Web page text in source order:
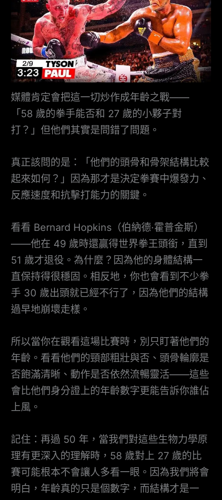
媒體肯定會把這一切炒作成年齡之戰——
「58 歲的拳手能否和 27 歲的小夥子對
打？」但他們其實是問錯了問題。
真正該問的是：「他們的頭骨和骨架結構比較
起來如何？」因為那才是決定拳賽中爆發力、
反應速度和抗擊打能力的關鍵。
看看 Bernard Hopkins（伯納德·霍普金斯）
——他在 49 歲時還贏得世界拳王頭銜，直到
51 歲才退役。為什麼？因為他的身體結構一
直保持得很穩固。相反地，你也會看到不少拳
手 30 歲出頭就已經不行了，因為他們的結構
過早地崩壞走樣。
所以當你在觀看這場比賽時，別只盯著他們的
年齡。看看他們的頸部粗壯與否、頭骨輪廓是
否飽滿清晰、動作是否依然流暢靈活——這些
會比他們身分證上的年齡數字更能告訴你誰佔
上風。
記住：再過 50 年，當我們對這些生物力學原
理有更深入的理解時，58 歲對上 27 歲的比
賽可能根本不會讓人多看一眼。因為我們將會
明白，年齡真的只是個數字，而結構才是一